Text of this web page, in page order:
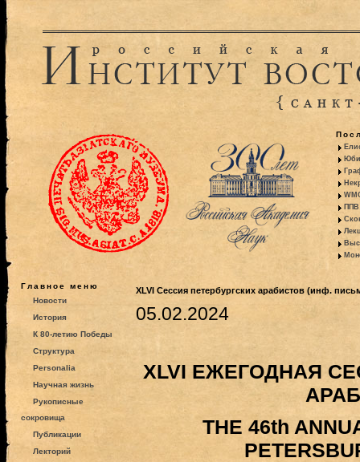
ППВ
Главное меню
Новости
История
К 80-летию Победы
Структура
Personalia
Научная жизнь
Рукописные
сокровища
Публикации
Лекторий
XLVI Cессия петербургских арабистов (инф.
05.02.2024
XLVI ЕЖЕГОДНАЯ
THE 46th